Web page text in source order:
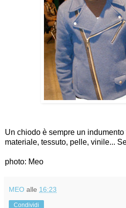
Un chiodo è sempre un
materiale, tessuto, pelle, vinile...
photo: Meo
MEO alle 16:23
Condividi